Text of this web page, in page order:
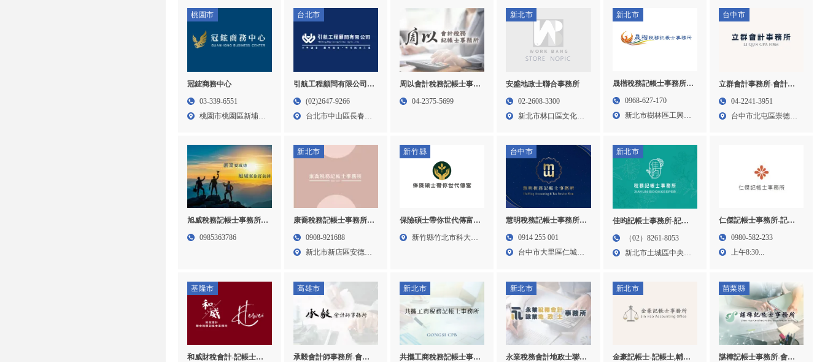
桃園市
冠鋐商務中心
03-339-6551
桃園市桃園區新埔六
台北市
引航工程顧問有限公司-
土地變更,土地變更申請,
地變更申請
(02)2647-9266
台北市中山區長春路
周以會計稅務記帳士事務
所｜記帳服務,記帳士事
04-2375-5699
新北市
安盛地政士聯合事務所
02-2608-3300
新北市林口區文化一
新北市
晟楷稅務記帳士事務所-
記帳士事務所,會計師事
0968-627-170
新北市樹林區工興街
台中市
立群會計事務所-會計師
事務所,記帳士事務所,記
所,北屯區記帳士事務所
04-2241-3951
台中市北屯區崇德六
旭威稅務記帳士事務所 |
記帳士事務所,公司設立,
0985363786
新北市
康喬稅務記帳士事務所-
記帳士事務所,記帳士推
0908-921688
新北市新店區安德街
新竹縣
保險碩士帶你世代傳富-
保險傳承,家族信託,新竹
新竹縣竹北市科大一
台中市
慧明稅務記帳士事務所-
記帳士事務所,記帳士事
0914 255 001
台中市大里區仁城路
新北市
佳昀記帳士事務所-記帳
士事務所,台北記帳士事
所,土城區會計師事務所,
（02）8261-8053
新北市土城區中央路
仁傑記帳士事務所-記帳
士事務所,會計事務所,台
0980-582-233
上午8:30...
基隆市
和威財稅會計-記帳士事
高雄市
承毅會計師事務所-會計
新北市
共攜工商稅務記帳士事務
新北市
永業稅務會計地政士聯合
新北市
金豪記帳士-記帳士,輔導
苗栗縣
諶樺記帳士事務所-會計